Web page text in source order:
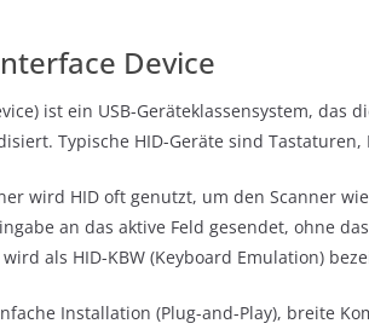
Device
ist ein USB-Geräteklassensystem, das
Typische HID-Geräte sind Tastaturen,
wird HID oft genutzt, um den Scanner
an das aktive Feld gesendet, ohne
als HID-KBW (Keyboard Emulation)
Installation (Plug-and-Play), breite